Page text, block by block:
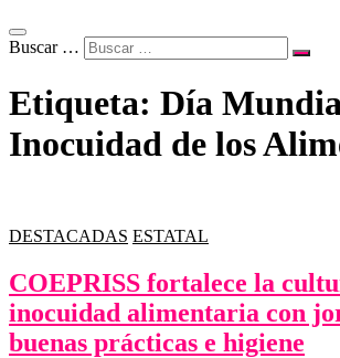
Buscar …
Etiqueta: Día
Inocuidad de los
DESTACADAS ESTATAL
COEPRISS fortalece la
inocuidad alimentaria con
buenas prácticas e higiene